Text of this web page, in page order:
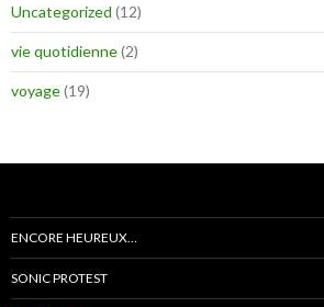
Uncategorized (12)
vie quotidienne(2)
voyage(19)
ENCORE HEUREUX…
SONIC PROTEST